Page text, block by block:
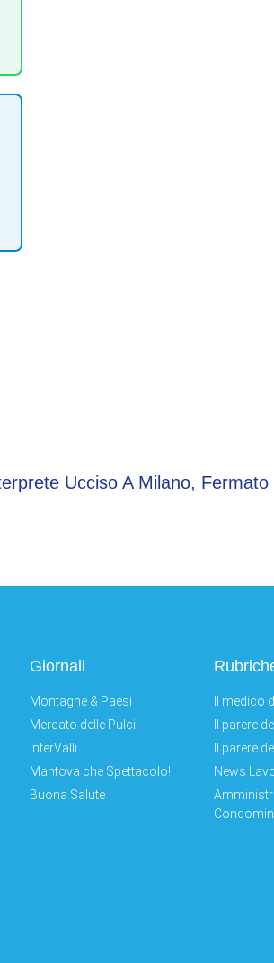
Ucciso A Milano, Fermato
Giornali
Montagne & Paesi
Mercato delle Pulci
interValli
Mantova che Spettacolo!
Buona Salute
Il medico
Il parere
Il parere
News